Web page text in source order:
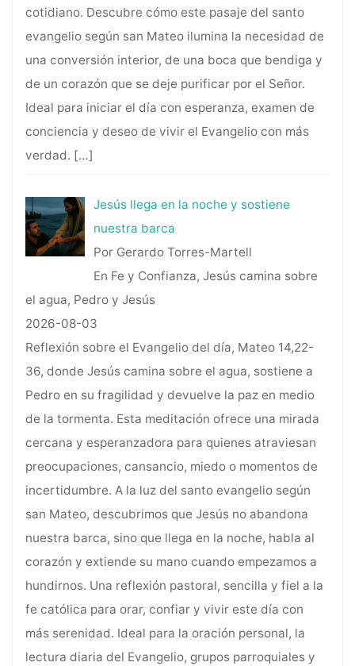
cotidiano. Descubre cómo este pasaje del santo
evangelio según san Mateo ilumina la necesidad de
una conversión interior, de una boca que bendiga y
de un corazón que se deje purificar por el Señor.
Ideal para iniciar el día con esperanza, examen de
conciencia y deseo de vivir el Evangelio con más
verdad. […]
Jesús llega en la noche y sostiene
nuestra barca
Por Gerardo Torres-Martell
En Fe y Confianza, Jesús camina sobre
el agua, Pedro y Jesús
2026-08-03
Reflexión sobre el Evangelio del día, Mateo 14,22-
36, donde Jesús camina sobre el agua, sostiene a
Pedro en su fragilidad y devuelve la paz en medio
de la tormenta. Esta meditación ofrece una mirada
cercana y esperanzadora para quienes atraviesan
preocupaciones, cansancio, miedo o momentos de
incertidumbre. A la luz del santo evangelio según
san Mateo, descubrimos que Jesús no abandona
nuestra barca, sino que llega en la noche, habla al
corazón y extiende su mano cuando empezamos a
hundirnos. Una reflexión pastoral, sencilla y fiel a la
fe católica para orar, confiar y vivir este día con
más serenidad. Ideal para la oración personal, la
lectura diaria del Evangelio, grupos parroquiales y